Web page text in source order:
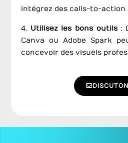
intégrez des calls-to-action
4. Utilisez les bons outils:
Canva ou Adobe Spark
concevoir des visuels